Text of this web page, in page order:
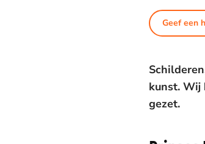
Geef een
kunst. Wij
gezet.